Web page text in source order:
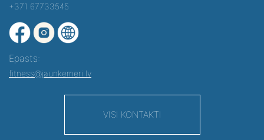
+371 67733545
Epasts:
fitness@jaunkemeri.lv
VISI KONTAKTI